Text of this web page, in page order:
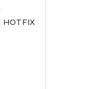
HOTFIX